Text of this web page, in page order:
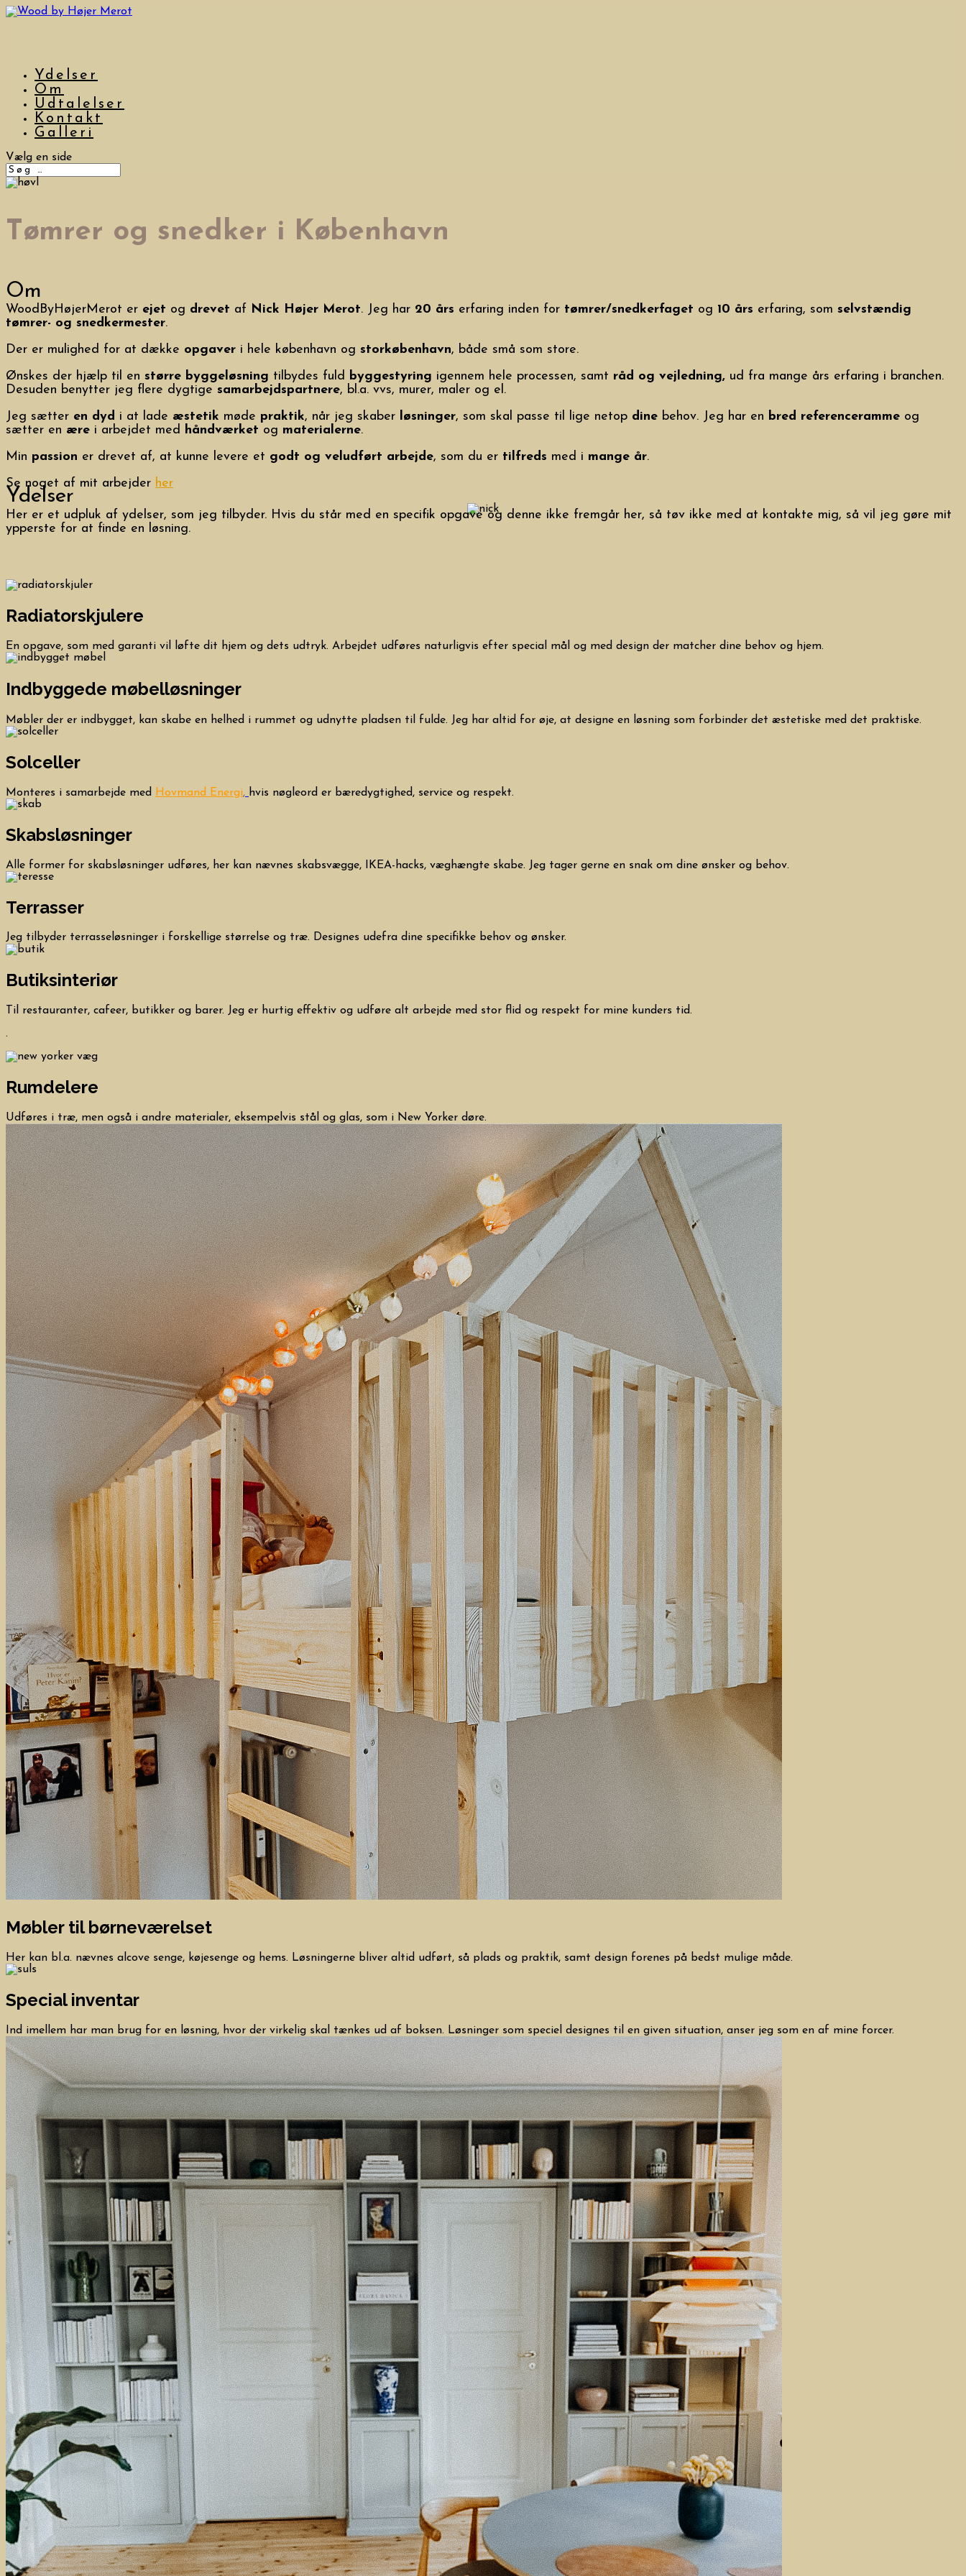
Ydelser
Om
Udtalelser
Kontakt
Galleri
Vælg en side
Tømrer og snedker i København
Om
WoodByHøjerMerot er ejet og drevet af Nick Højer Merot. Jeg har 20 års erfaring inden for tømrer/snedkerfaget og 10 års erfaring, som selvstændig
tømrer- og snedkermester.
Der er mulighed for at dække opgaver i hele københavn og storkøbenhavn, både små som store.
Ønskes der hjælp til en større byggeløsning tilbydes fuld byggestyring igennem hele processen, samt råd og vejledning, ud fra mange års erfaring i branchen.
Desuden benytter jeg flere dygtige samarbejdspartnere, bl.a. vvs, murer, maler og el.
Jeg sætter en dyd i at lade æstetik møde praktik, når jeg skaber løsninger, som skal passe til lige netop dine behov. Jeg har en bred referenceramme og
sætter en ære i arbejdet med håndværket og materialerne.
Min passion er drevet af, at kunne levere et godt og veludført arbejde, som du er tilfreds med i mange år.
Se noget af mit arbejder her
Ydelser
Her er et udpluk af ydelser, som jeg tilbyder. Hvis du står med en specifik opgave og denne ikke fremgår her, så tøv ikke med at kontakte mig, så vil jeg gøre mit
ypperste for at finde en løsning.
Radiatorskjulere
En opgave, som med garanti vil løfte dit hjem og dets udtryk. Arbejdet udføres naturligvis efter special mål og med design der matcher dine behov og hjem.
Indbyggede møbelløsninger
Møbler der er indbygget, kan skabe en helhed i rummet og udnytte pladsen til fulde. Jeg har altid for øje, at designe en løsning som forbinder det æstetiske med det praktiske.
Solceller
Monteres i samarbejde med Hovmand Energi, hvis nøgleord er bæredygtighed, service og respekt.
Skabsløsninger
Alle former for skabsløsninger udføres, her kan nævnes skabsvægge, IKEA-hacks, væghængte skabe. Jeg tager gerne en snak om dine ønsker og behov.
Terrasser
Jeg tilbyder terrasseløsninger i forskellige størrelse og træ. Designes udefra dine specifikke behov og ønsker.
Butiksinteriør
Til restauranter, cafeer, butikker og barer. Jeg er hurtig effektiv og udføre alt arbejde med stor flid og respekt for mine kunders tid.
.
Rumdelere
Udføres i træ, men også i andre materialer, eksempelvis stål og glas, som i New Yorker døre.
Møbler til børneværelset
Her kan bl.a. nævnes alcove senge, køjesenge og hems. Løsningerne bliver altid udført, så plads og praktik, samt design forenes på bedst mulige måde.
Special inventar
Ind imellem har man brug for en løsning, hvor der virkelig skal tænkes ud af boksen. Løsninger som speciel designes til en given situation, anser jeg som en af mine forcer.